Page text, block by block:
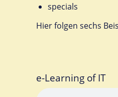
specials
Hier folgen sechs
e-Learning of IT